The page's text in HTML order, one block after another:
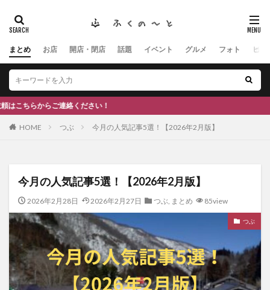
まとめ お店 開店・閉店 話題 イベント グルメ フォト ヒト
ください！
HOME つぶ 今月の人気記事5選！【2026年2月版】
今月の人気記事5選！【2026年2月版】
2026年2月28日 2026年2月27日 つぶ, まとめ 85view
つぶ
タグ
#ふくの里 南砺 福野 福光
神社
南砺市、蕎麦
スキー場
#イタリアン
ひーちゃん
IOXアローザ #居酒屋
#富山
検索